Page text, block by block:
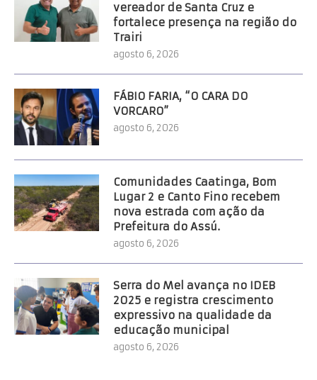
vereador de Santa Cruz e
fortalece presença na região do
Trairi
agosto 6, 2026
FÁBIO FARIA, “O CARA DO
VORCARO”
agosto 6, 2026
Comunidades Caatinga, Bom
Lugar 2 e Canto Fino recebem
nova estrada com ação da
Prefeitura do Assú.
agosto 6, 2026
Serra do Mel avança no IDEB
2025 e registra crescimento
expressivo na qualidade da
educação municipal
agosto 6, 2026